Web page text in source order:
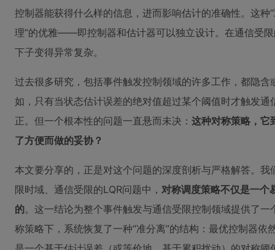
控制器能获得什么样的信息，进而影响估计的准确性。这种
理”的优雅——即控制器和估计器可以独立设计。在通信受
下子变得异常复杂。
过去很多研究，包括事件触发控制领域的许多工作，都隐含
如，只有当状态估计误差的绝对值超过某个阈值时才触发
正。但一个根本性的问题一直悬而未决： 这种对称策略，它
了方便而做的妥协？
本文要分享的，正是对这个问题的深度剖析与严格解答。
限时域、通信受限的LQR问题中， 对称调度策略不仅是一个
的。这一结论为整个事件触发与通信受限控制领域提供了
称策略下，系统恢复了一种“准分离”的结构：最优控制器